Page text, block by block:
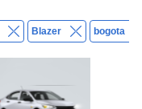
Blazer bogota